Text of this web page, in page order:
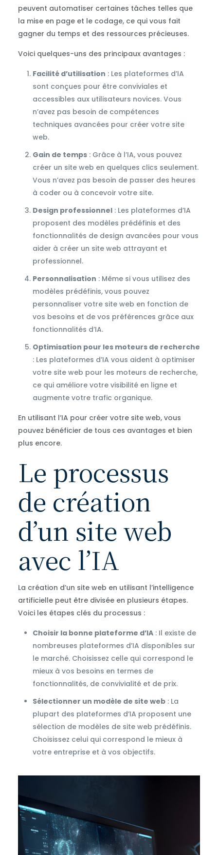
peuvent automatiser certaines tâches telles que
la mise en page et le codage, ce qui vous fait
gagner du temps et des ressources précieuses.
Voici quelques-uns des principaux avantages :
Facilité d’utilisation : Les plateformes d’IA
sont conçues pour être conviviales et
accessibles aux utilisateurs novices. Vous
n’avez pas besoin de compétences
techniques avancées pour créer votre site
web.
Gain de temps: Grâce à l’IA, vous pouvez
créer un site web en quelques clics seulement.
Vous n’avez pas besoin de passer des heures
à coder ou à concevoir votre site.
Design professionnel: Les plateformes d’IA
proposent des modèles prédéfinis et des
fonctionnalités de design avancées pour vous
aider à créer un site web attrayant et
professionnel.
Personnalisation : Même si vous utilisez des
modèles prédéfinis, vous pouvez
personnaliser votre site web en fonction de
vos besoins et de vos préférences grâce aux
fonctionnalités d’IA.
Optimisation pour les moteurs de recherche
: Les plateformes d’IA vous aident à optimiser
votre site web pour les moteurs de recherche,
ce qui améliore votre visibilité en ligne et
augmente votre trafic organique.
En utilisant l’IA pour créer votre site web, vous
pouvez bénéficier de tous ces avantages et bien
plus encore.
Le processus
de création
d’un site web
avec l’IA
La création d’un site web en utilisant l’intelligence
artificielle peut être divisée en plusieurs étapes.
Voici les étapes clés du processus :
Choisir la bonne plateforme d’IA: Il existe de
nombreuses plateformes d’IA disponibles sur
le marché. Choisissez celle qui correspond le
mieux à vos besoins en termes de
fonctionnalités, de convivialité et de prix.
Sélectionner un modèle de site web: La
plupart des plateformes d’IA proposent une
sélection de modèles de site web prédéfinis.
Choisissez celui qui correspond le mieux à
votre entreprise et à vos objectifs.